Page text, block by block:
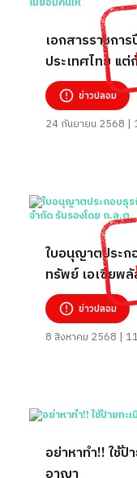
เอกสารราชกา
ประเทศไทย แ
ข่าวปลอม
24 กันยายน 2568 |
ใบอนุญาตประ
ทรัพย์ เอเซียพ
ข่าวปลอม
8 สิงหาคม 2568 |
อย่าหาทำ!! ใช้